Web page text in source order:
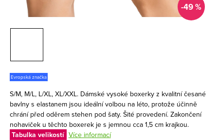
-49 %
Evropská značka
S/M, M/L, L/XL, XL/XXL. Dámské vysoké boxerky z kvalitní česané
bavlny s elastanem jsou ideální volbou na léto, protože účinně
chrání před oděrem stehen pod šaty. Šité provedení. Zakončení
nohaviček u těchto boxerek je s jemnou cca 1,5 cm krajkou.
Tabulka velikostí Více informací